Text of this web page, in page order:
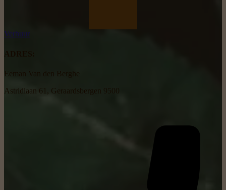
Verhuur
Astridlaan 61, Geraardsbergen 9500